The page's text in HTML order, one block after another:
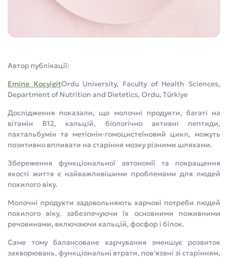
Автор публікації:
Emine KocyigitOrdu University, Faculty of Health Sciences,
Department of Nutrition and Dietetics, Ordu, Türkiye
Дослідження показали, що молочні продукти, багаті на
вітамін В12, кальцій, біологічно активні пептиди,
лактальбумін та метіонін-гомоцистеїновий цикл, можуть
позитивно впливати на старіння мозку різними шляхами.
Збереження функціональної автономії та покращення
якості життя є найважливішими проблемами для людей
похилого віку.
Молочні продукти задовольняють харчові потреби людей
похилого віку, забезпечуючи їх основними поживними
речовинами, включаючи кальцій, фосфор і білок.
Саме тому балансоване харчування зменшує розвиток
захворювань, функціональні втрати, пов'язані зі старінням,